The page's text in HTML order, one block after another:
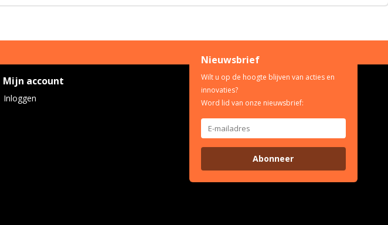
Mijn account
Inloggen
Nieuwsbrief
Wilt u op de hoogte blijven van acties en
innovaties?
Word lid van onze nieuwsbrief:
Abonneer